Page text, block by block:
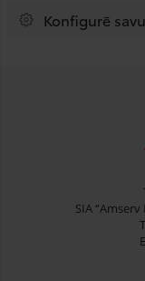
Konfigurē
SIA